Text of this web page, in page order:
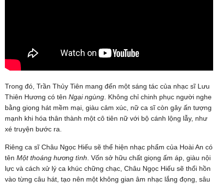
Trong đó, Trần Thủy Tiên mang đến một sáng tác của nhạc sĩ Lưu
Thiên Hương có tên Ngại ngùng. Không chỉ chinh phục người nghe
bằng giọng hát mềm mại, giàu cảm xúc, nữ ca sĩ còn gây ấn tượng
mạnh khi hóa thân thành một cô tiên nữ với bộ cánh lộng lẫy, như
xé truyện bước ra.
Riêng ca sĩ Châu Ngọc Hiếu sẽ thể hiện nhạc phẩm của Hoài An có
tên Một thoáng hương tình. Vốn sở hữu chất giọng ấm áp, giàu nội
lực và cách xử lý ca khúc chững chạc, Châu Ngọc Hiếu sẽ thổi hồn
vào từng câu hát, tạo nên một không gian âm nhạc lắng đọng, sâu